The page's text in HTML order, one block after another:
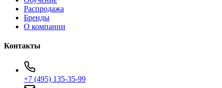
Распродажа
Бренды
О компании
Контакты
+7 (495) 135-35-99